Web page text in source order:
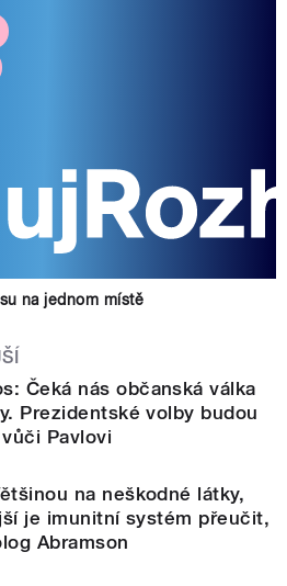
na jednom místě
Čeká nás občanská válka
Prezidentské volby budou
Pavlovi
na neškodné látky,
je imunitní systém přeučit,
Abramson